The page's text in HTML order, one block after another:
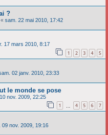
?
« sam. 22 mai 2010, 17:42
17 mars 2010, 8:17
1 2 3 4 5
02 janv. 2010, 23:33
le monde se pose
nov. 2009, 22:25
1 4 5 6 7
09 nov. 2009, 19:16